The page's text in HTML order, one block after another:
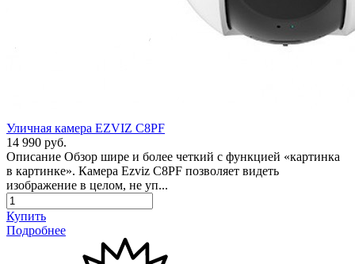
Уличная камера EZVIZ C8PF
14 990 руб.
Описание Обзор шире и более четкий с функцией «картинка
в картинке». Камера Ezviz C8PF позволяет видеть
изображение в целом, не уп...
Купить
Подробнее